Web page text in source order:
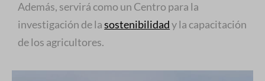
Además, servirá como un Centro para la
investigación de lasostenibilidady la capacitación
de los agricultores.